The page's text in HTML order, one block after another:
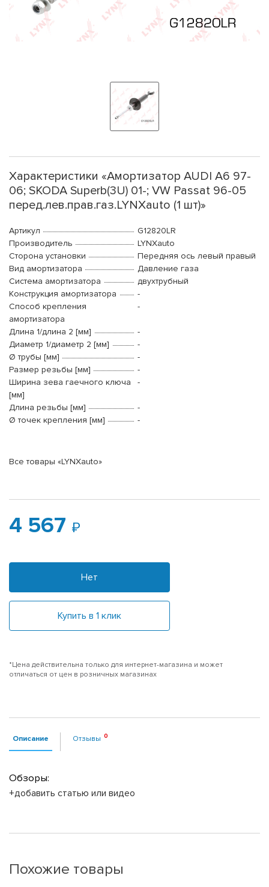
Характеристики «Амортизатор AUDI A6 97-
06; SKODA Superb(3U) 01-; VW Passat 96-05
перед.лев.прав.газ.LYNXauto (1 шт)»
Артикул
G12820LR
Производитель
LYNXauto
Сторона установки
Передняя ось левый правый
Вид амортизатора
Давление газа
Система амортизатора
двухтрубный
Конструкция амортизатора
-
Способ крепления
амортизатора
-
Длина 1/длина 2 [мм]
-
Диаметр 1/диаметр 2 [мм]
-
Ø трубы [мм]
-
Размер резьбы [мм]
-
Ширина зева гаечного ключа
[мм]
-
Длина резьбы [мм]
-
Ø точек крепления [мм]
-
Все товары «LYNXauto»
4 567
Нет
Купить в 1 клик
*Цена действительна только для интернет-магазина и может
отличаться от цен в розничных магазинах
Описание Отзывы
Обзоры:
+добавить статью или видео
Похожие товары